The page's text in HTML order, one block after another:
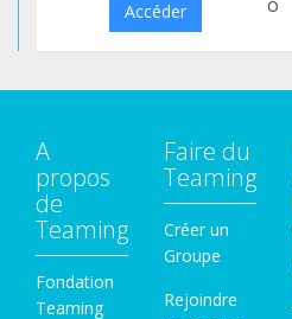
Accéder
A
propos
de
Teaming
Fondation
Teaming
Faire du
Teaming
Créer un
Groupe
Rejoindre